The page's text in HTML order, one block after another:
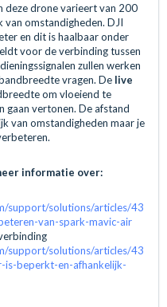
deze drone varieert van 200
omstandigheden. DJI
en dit is haalbaar onder
voor de verbinding tussen
zullen werken
vragen. De live
om vloeiend te
gaan vertonen. De afstand
van omstandigheden maar je
informatie over:
support/solutions/articles/43
van-spark-mavic-air
support/solutions/articles/43
beperkt-en-afhankelijk-